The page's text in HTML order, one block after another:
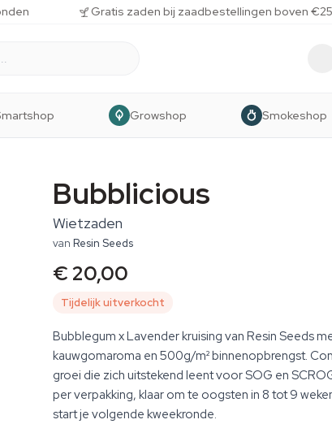
Gratis zaden bij zaadbestellingen boven €25
Growshop Smokeshop
Bubblicious
Wietzaden
van Resin Seeds
€ 20,00
Tijdelijk uitverkocht
Bubblegum x Lavender kruising van Resin Seeds
kauwgomaroma en 500g/m² binnenopbrengst.
groei die zich uitstekend leent voor SOG en
per verpakking, klaar om te oogsten in 8 tot 9
start je volgende kweekronde.